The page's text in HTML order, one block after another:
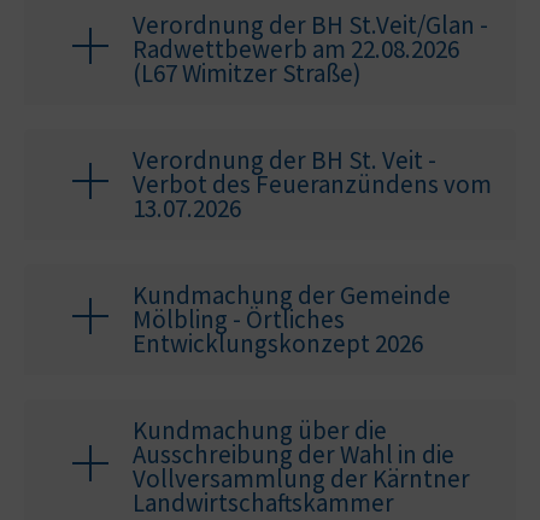
Verordnung der BH St.Veit/Glan -
Radwettbewerb am 22.08.2026
(L67 Wimitzer Straße)
Verordnung der BH St. Veit -
Verbot des Feueranzündens vom
13.07.2026
Kundmachung der Gemeinde
Mölbling - Örtliches
Entwicklungskonzept 2026
Kundmachung über die
Ausschreibung der Wahl in die
Vollversammlung der Kärntner
Landwirtschaftskammer